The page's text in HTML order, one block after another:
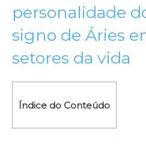
personalidade
signo de Áries
setores da vida
Índice do Conteúdo